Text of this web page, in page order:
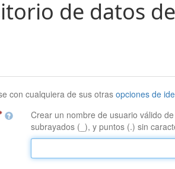
de datos
con cualquiera de sus otrasopciones de
Crear un nombre de usuario válido
subrayados (_), y puntos (.) sin